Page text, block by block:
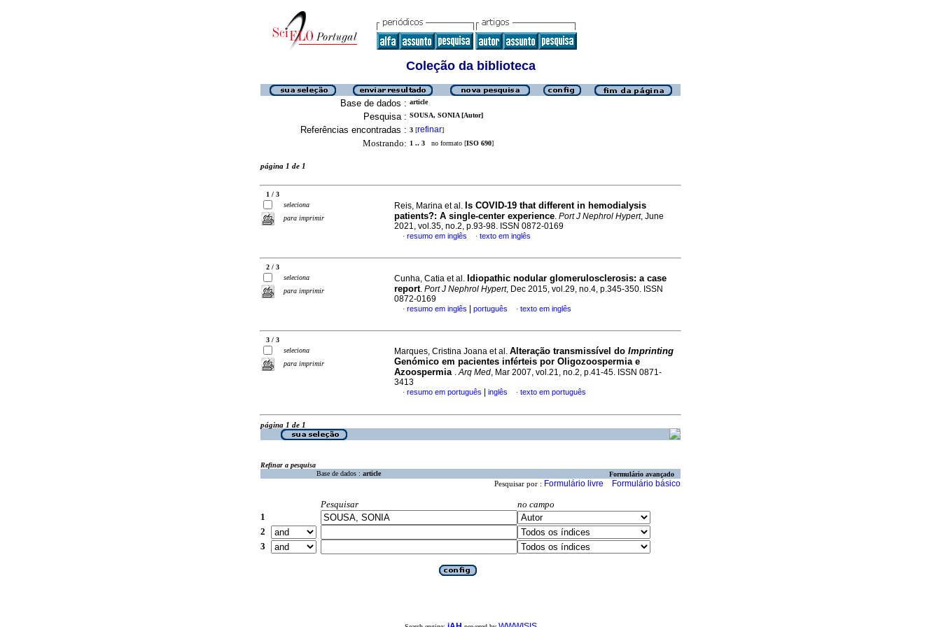
Coleção da biblioteca
Base de dados : article
Pesquisa : SOUSA, SONIA [Autor]
Referências encontradas : 3 [refinar]
Mostrando: 1 .. 3 no formato [ISO 690]
página 1 de 1
1 / 3
seleciona
para imprimir
Reis, Marina et al. Is COVID-19 that different in hemodialysis
patients?: A single-center experience. Port J Nephrol Hypert, June
2021, vol.35, no.2, p.93-98. ISSN 0872-0169
· resumo em inglês · texto em inglês
2 / 3
seleciona
para imprimir
Cunha, Catia et al. Idiopathic nodular glomerulosclerosis: a case
report. Port J Nephrol Hypert, Dec 2015, vol.29, no.4, p.345-350. ISSN
0872-0169
· resumo em inglês português · texto em inglês
3 / 3
seleciona
para imprimir
Marques, Cristina Joana et al. Alteração transmissível do Imprinting
Genómico em pacientes inférteis por Oligozoospermia e
Azoospermia .Arq Med, Mar 2007, vol.21, no.2, p.41-45. ISSN 0871-
3413
· resumo em português inglês · texto em português
página 1 de 1
Refinar a pesquisa
Base de dados : article Formulário avançado
Pesquisar por : Formulário livre Formulário básico
Pesquisar
no campo
1
2
3